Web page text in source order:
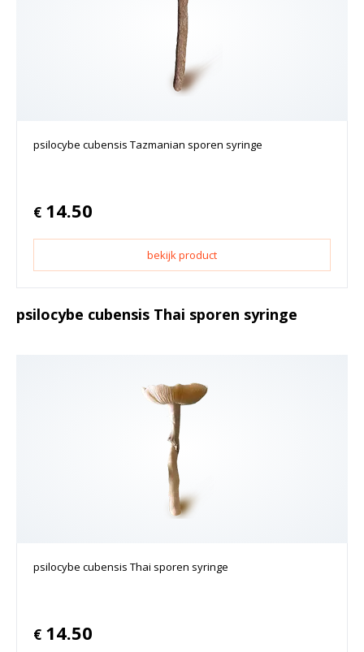
psilocybe cubensis Tazmanian sporen syringe
€ 14.50
bekijk product
psilocybe cubensis Thai sporen syringe
psilocybe cubensis Thai sporen syringe
€ 14.50